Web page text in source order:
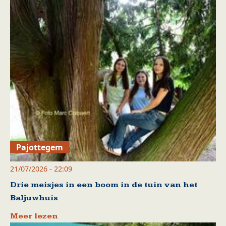
Pajottegem
21/07/2026 - 22:09
Drie meisjes in een boom in de tuin van het
Baljuwhuis
Meer lezen